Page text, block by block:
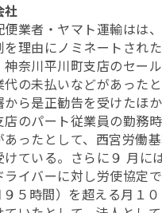
社
業者・ヤマト運輸はは
理由にノミネートされ
奈川平川町支店のセー
の未払いなどがあった
ら是正勧告を受けたほ
のパート従業員の勤務
あったとして、西宮労働
ている。さらに９ 月に
イバーに対し労使協定
５時間）を超える月１